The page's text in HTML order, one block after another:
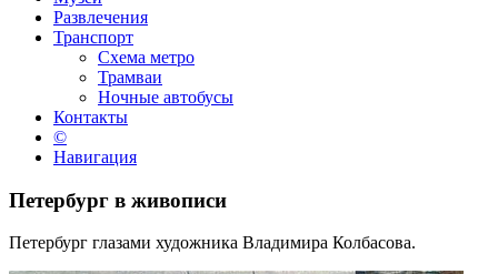
Развлечения
Транспорт
Схема метро
Трамваи
Ночные автобусы
Контакты
©
Навигация
Петербург в живописи
Петербург глазами художника Владимира Колбасова.